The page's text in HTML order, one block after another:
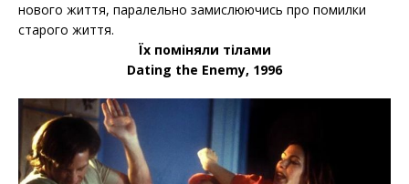
нового життя, паралельно замислюючись про помилки
старого життя.
Їх поміняли тілами
Dating the Enemy, 1996